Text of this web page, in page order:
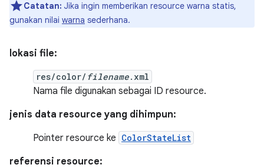
Catatan: Jika ingin memberikan resource warna statis,
gunakan nilai warna sederhana.
lokasi file:
res/color/ filename.xml
Nama file digunakan sebagai ID resource.
jenis data resource yang dihimpun:
Pointer resource ke ColorStateList
referensi resource: